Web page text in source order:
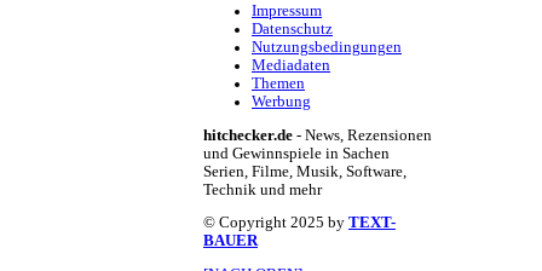
Impressum
Datenschutz
Nutzungsbedingungen
Mediadaten
Themen
Werbung
hitchecker.de - News, Rezensionen
und Gewinnspiele in Sachen
Serien, Filme, Musik, Software,
Technik und mehr
© Copyright 2025 by TEXT-
BAUER